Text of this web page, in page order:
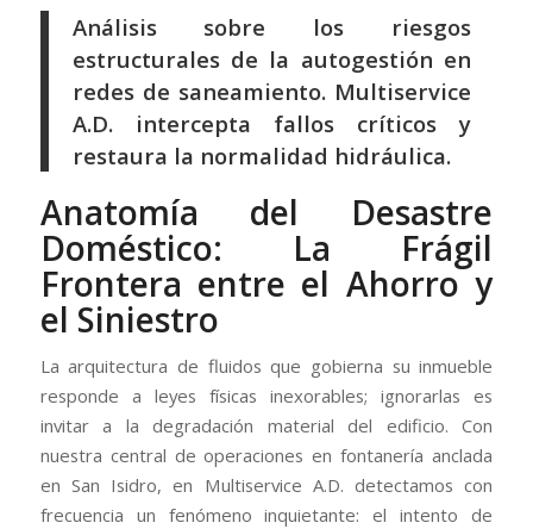
Análisis sobre los riesgos
estructurales de la autogestión en
redes de saneamiento. Multiservice
A.D. intercepta fallos críticos y
restaura la normalidad hidráulica.
Anatomía del Desastre
Doméstico: La Frágil
Frontera entre el Ahorro y
el Siniestro
La arquitectura de fluidos que gobierna su inmueble
responde a leyes físicas inexorables; ignorarlas es
invitar a la degradación material del edificio. Con
nuestra central de operaciones en fontanería anclada
en San Isidro, en Multiservice A.D. detectamos con
frecuencia un fenómeno inquietante: el intento de